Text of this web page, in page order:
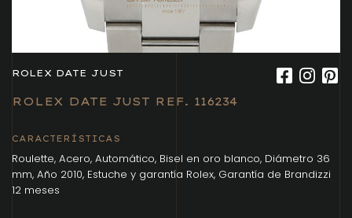
ROLEX DATE JUST
ROLEX DATE JUST REF. 116234
CARACTERÍSTICAS
Roulette, Acero, Automático, Bisel en oro blanco, Diámetro 36
mm, Año 2010, Estuche y garantía Rolex, Garantía de Brandizzi
12 meses